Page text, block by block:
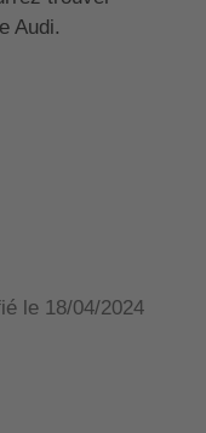
Audi.
le 18/04/2024